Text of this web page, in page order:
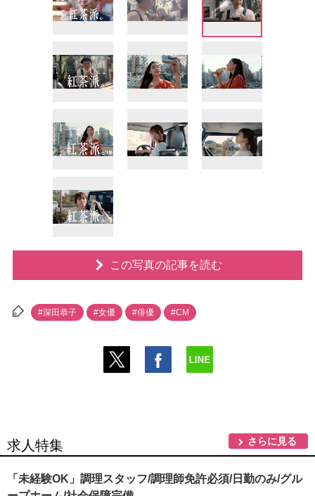
この写真の記事を読む
#深田恭子 #女優 #俳優 #CM
求人特集 さらに見る
「未経験OK」調理スタッフ/調理師免許必須/日勤のみ/グル